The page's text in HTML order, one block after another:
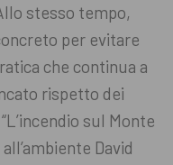
stesso tempo,
per evitare
che continua a
rispetto dei
“L’incendio sul Monte
David